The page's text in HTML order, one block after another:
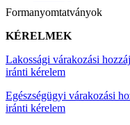
Formanyomtatványok
KÉRELMEK
Lakossági várakozási
iránti kérelem
Egészségügyi várakozási
iránti kérelem